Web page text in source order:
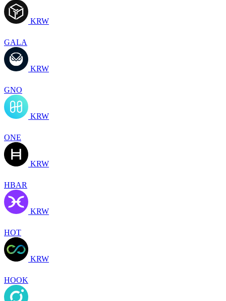
KRW
GALA
KRW
GNO
KRW
ONE
KRW
HBAR
KRW
HOT
KRW
HOOK